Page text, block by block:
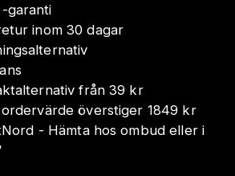
-garanti
inom 30 dagar
från 39 kr
överstiger 1849 kr
- Hämta hos ombud eller i